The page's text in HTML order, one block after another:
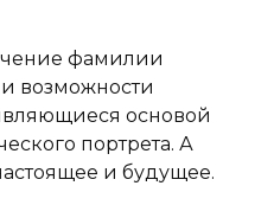
фамилии
возможности
основой
портрета. А
и будущее.